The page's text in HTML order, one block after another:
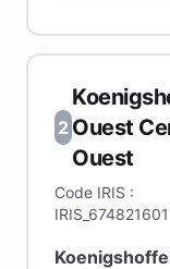
2 Ouest
Ouest
Code IRIS :
IRIS_674821601